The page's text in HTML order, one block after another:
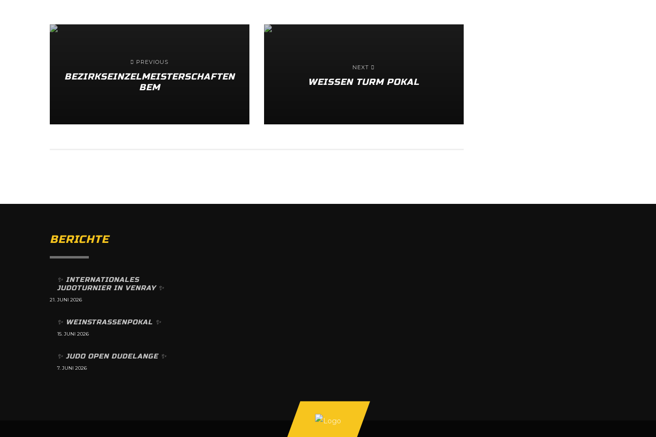
PREVIOUS
BEZIRKSEINZELMEISTERSCHAFTEN
BEM
NEXT
WEISSEN TURM POKAL
BERICHTE
✨️ INTERNATIONALES
JUDOTURNIER IN VENRAY ✨️
21. JUNI 2026
✨️ WEINSTRASSENPOKAL ✨️
15. JUNI 2026
✨️ JUDO OPEN DUDELANGE ✨️
7. JUNI 2026